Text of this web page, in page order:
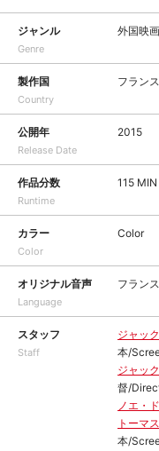
ジャンル
Genre
外国映
製作国
Country
フラン
公開年
Release Date
2015
作品分数
Runtime
115 MIN
カラー
Color
Color
オリジナル音声
Language
フラン
スタッフ
Staff
ジャッ
本/
ジャッ
督/
ノエ・
トーマ
本/